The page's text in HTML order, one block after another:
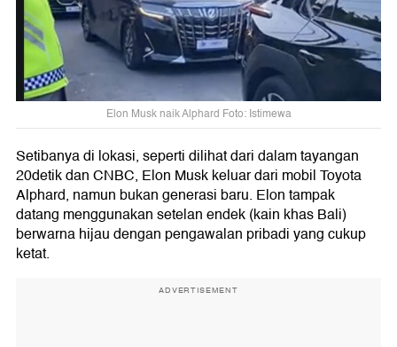
Elon Musk naik Alphard Foto: Istimewa
Setibanya di lokasi, seperti dilihat dari dalam tayangan
20detik dan CNBC, Elon Musk keluar dari mobil Toyota
Alphard, namun bukan generasi baru. Elon tampak
datang menggunakan setelan endek (kain khas Bali)
berwarna hijau dengan pengawalan pribadi yang cukup
ketat.
ADVERTISEMENT